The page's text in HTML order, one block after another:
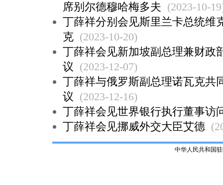
席别尔德穆哈梅多夫 (2023-10-
丁薛祥分别会见斯里兰卡总统维
克 (2023-10-20)
丁薛祥会见新加坡副总理兼财政
议 (2023-12-07)
丁薛祥与俄罗斯副总理诺瓦克共
议 (2023-12-16)
丁薛祥会见世界银行执行董事访
丁薛祥会见挪威外交大臣艾德
中华人民共和国